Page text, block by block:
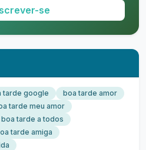
se
tarde google
boa tarde amor
tarde meu amor
boa tarde a todos
tarde amiga